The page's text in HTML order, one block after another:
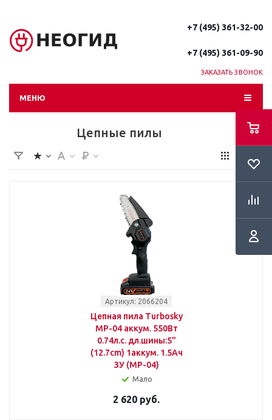
+7 (495) 361-32-00
+7 (495) 361-09-90
ЗАКАЗАТЬ ЗВОНОК
МЕНЮ
Цепные пилы
Артикул: 2066204
Цепная пила Turbosky
MP-04 аккум. 550Вт
0.74л.с. дл.шины:5"
(12.7cm) 1аккум. 1.5Ач
ЗУ (МР-04)
Мало
2 620 руб.